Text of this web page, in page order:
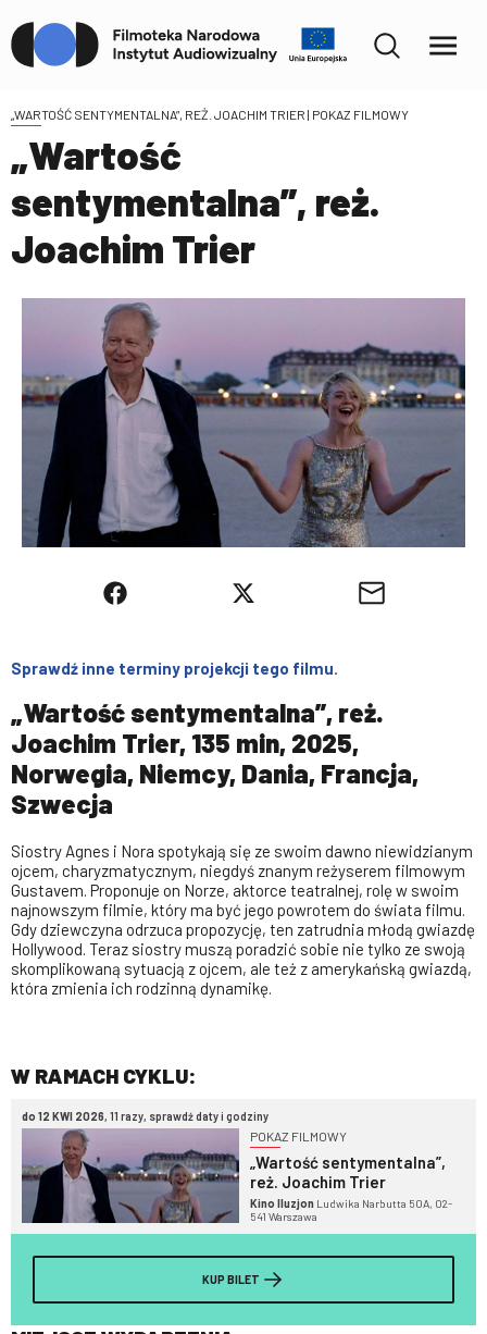
„WARTOŚĆ SENTYMENTALNA”, REŻ. JOACHIM TRIER | POKAZ FILMOWY
„Wartość
sentymentalna”, reż.
Joachim Trier
Sprawdź inne terminy projekcji tego filmu.
„Wartość sentymentalna”, reż.
Joachim Trier, 135 min, 2025,
Norwegia, Niemcy, Dania, Francja,
Szwecja
Siostry Agnes i Nora spotykają się ze swoim dawno niewidzianym
ojcem, charyzmatycznym, niegdyś znanym reżyserem filmowym
Gustavem. Proponuje on Norze, aktorce teatralnej, rolę w swoim
najnowszym filmie, który ma być jego powrotem do świata filmu.
Gdy dziewczyna odrzuca propozycję, ten zatrudnia młodą gwiazdę
Hollywood. Teraz siostry muszą poradzić sobie nie tylko ze swoją
skomplikowaną sytuacją z ojcem, ale też z amerykańską gwiazdą,
która zmienia ich rodzinną dynamikę.
W RAMACH CYKLU:
do 12 KWI 2026, 11 razy, sprawdź daty i godziny
POKAZ FILMOWY
„Wartość sentymentalna”,
reż. Joachim Trier
Kino Iluzjon Ludwika Narbutta 50A, 02-
541 Warszawa
KUP BILET